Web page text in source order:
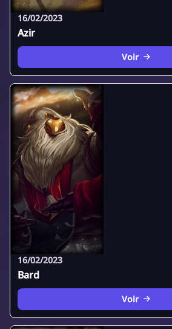
16/02/2023
Azir
Voir
16/02/2023
Bard
Voir